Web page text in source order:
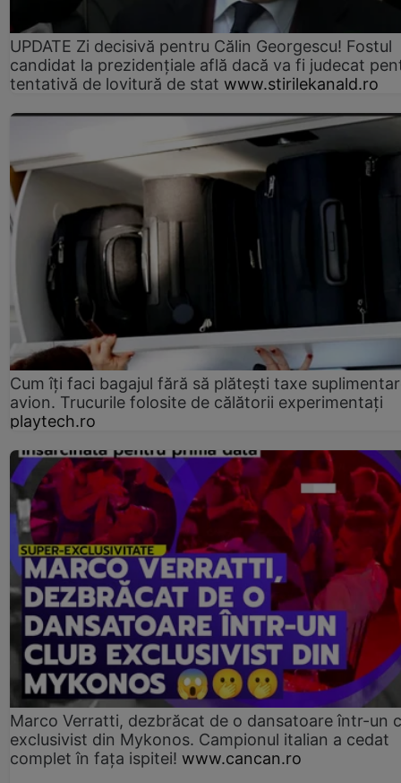
UPDATE Zi decisivă pentru Călin Georgescu! Fostul
candidat la prezidențiale află dacă va fi judecat
tentativă de lovitură de stat www.stirilekanald.ro
Cum îți faci bagajul fără să plătești taxe
avion. Trucurile folosite de călătorii experimentați
playtech.ro
Marco Verratti, dezbrăcat de o dansatoare într-un
exclusivist din Mykonos. Campionul italian a cedat
complet în fața ispitei! www.cancan.ro